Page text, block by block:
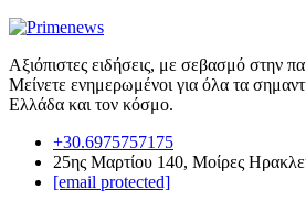
Αξιόπιστες ειδήσεις, με σεβασμό στην
Μείνετε ενημερωμένοι για όλα τα
Ελλάδα και τον κόσμο.
+30.6975757175
25ης Μαρτίου 140, Μοίρες
[email protected]